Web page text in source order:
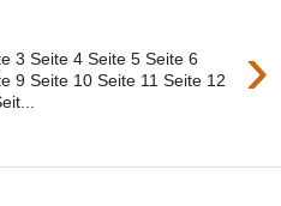
›
3 Seite 4 Seite 5 Seite 6
9 Seite 10 Seite 11 Seite 12